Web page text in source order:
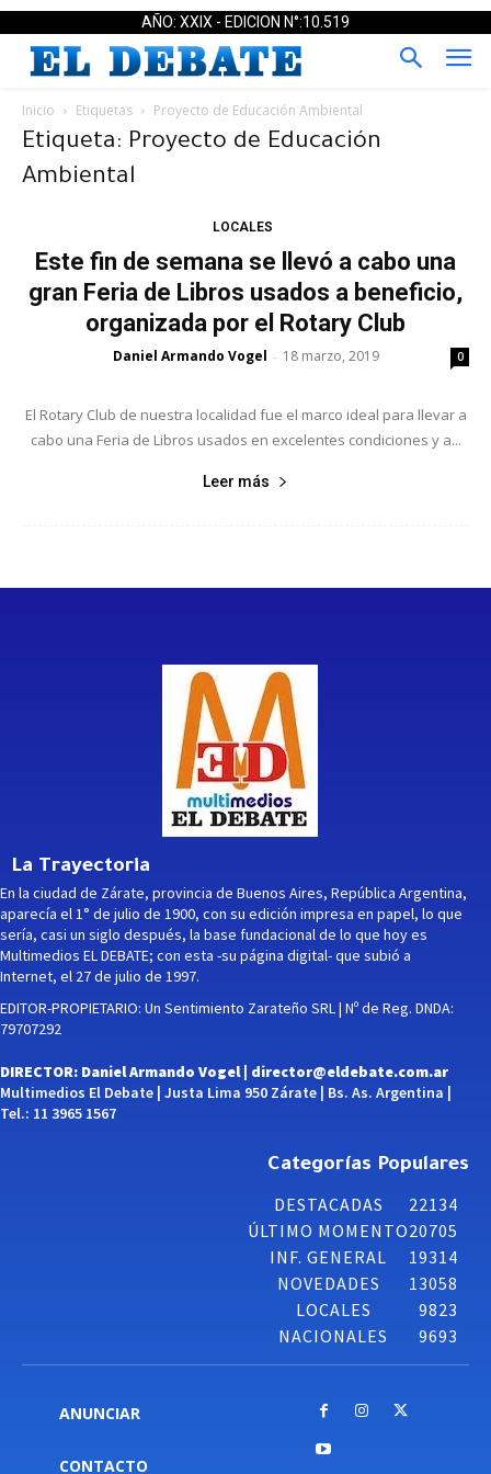
AÑO: XXIX - EDICION N°:10.519
Inicio Etiquetas Proyecto de Educación Ambiental
Etiqueta: Proyecto de Educación
Ambiental
LOCALES
Este fin de semana se llevó a cabo una
gran Feria de Libros usados a beneficio,
organizada por el Rotary Club
Daniel Armando Vogel - 18 marzo, 2019 0
El Rotary Club de nuestra localidad fue el marco ideal para llevar a
cabo una Feria de Libros usados en excelentes condiciones y a...
Leer más
La Trayectoria
En la ciudad de Zárate, provincia de Buenos Aires, República Argentina,
aparecía el 1° de julio de 1900, con su edición impresa en papel, lo que
sería, casi un siglo después, la base fundacional de lo que hoy es
Multimedios EL DEBATE; con esta -su página digital- que subió a
Internet, el 27 de julio de 1997.
EDITOR-PROPIETARIO: Un Sentimiento Zarateño SRL | Nº de Reg. DNDA:
79707292
DIRECTOR: Daniel Armando Vogel | director@eldebate.com.ar
Multimedios El Debate | Justa Lima 950 Zárate | Bs. As. Argentina |
Tel.: 11 3965 1567
Categorías Populares
DESTACADAS
22134
ÚLTIMO MOMENTO20705
INF. GENERAL
19314
NOVEDADES
13058
LOCALES
9823
NACIONALES
9693
ANUNCIAR
CONTACTO